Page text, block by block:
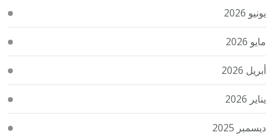
يونيو 2026
مايو 2026
أبريل 2026
يناير 2026
ديسمبر 2025